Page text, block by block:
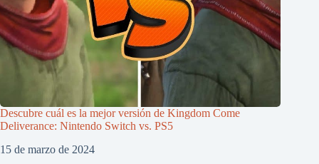
Descubre cuál es la mejor versión de Kingdom Come
Deliverance: Nintendo Switch vs. PS5
15 de marzo de 2024